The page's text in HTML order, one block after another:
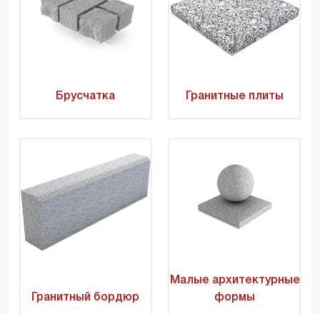
Брусчатка Гранитные плиты
Гранитный бордюр
Малые архитектурные
формы